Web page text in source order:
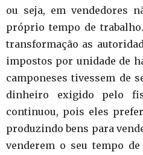
ou seja, em vendedores
próprio tempo de
transformação as
impostos por unidade de
camponeses tivessem de
dinheiro exigido pelo
continuou, pois eles
produzindo bens para
venderem o seu tempo